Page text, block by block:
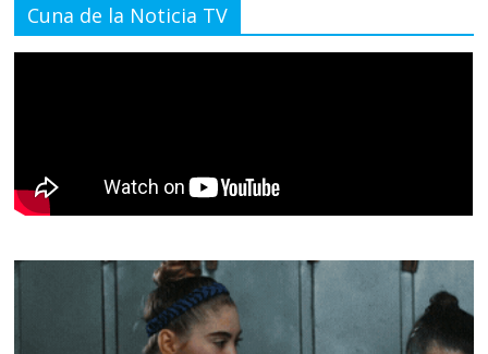
Cuna de la Noticia TV